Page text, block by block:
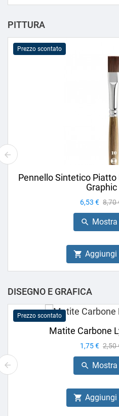
PITTURA
Prezzo scontato
Pennello Sintetico
Graphic
Prezzo
6,53 €
base
8,70

 Aggiungi
DISEGNO E GRAFICA
Prezzo scontato
Matite Carbone
Prezzo
1,75 €
base
2,50

 Aggiungi